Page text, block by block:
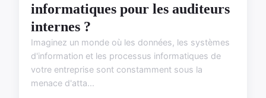
informatiques pour les auditeurs
internes ?
Imaginez un monde où les données, les systèmes
d'information et les processus informatiques de
votre entreprise sont constamment sous la
menace d'atta...